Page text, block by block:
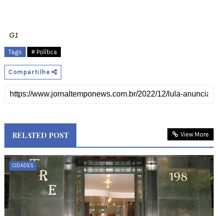
G1
Tags # Política
Compartilhe
RELATED POST View More
CIDADES